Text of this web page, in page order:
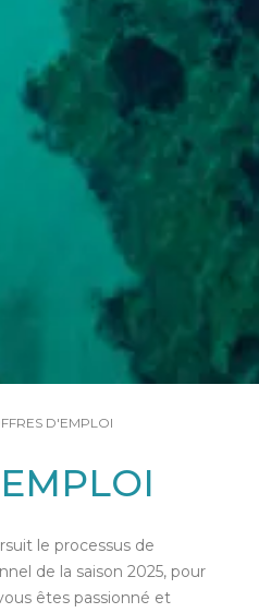
D'EMPLOI
le processus de
de la saison 2025, pour
êtes passionné et